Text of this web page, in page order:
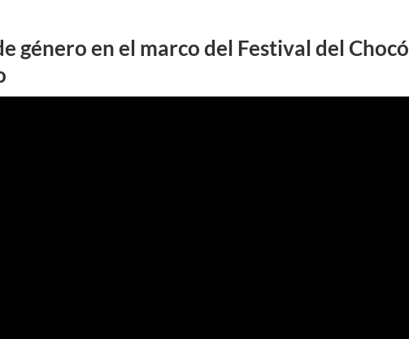
género en el marco del Festival del Chocó